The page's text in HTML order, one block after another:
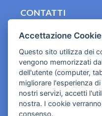
CONTATTI
Cookies e
Accettazione
Questo sito utilizza dei
vengono memorizzati
dell'utente (computer,
migliorare l'esperienza
nostri servizi, accetti
nostra. I cookie
consenso.